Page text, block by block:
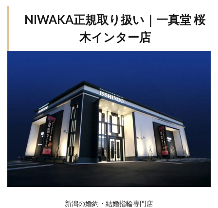
NIWAKA正規取り扱い｜一真堂 桜
木インター店
新潟の婚約・結婚指輪専門店